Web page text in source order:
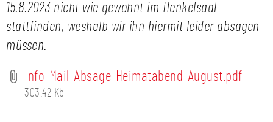
15.8.2023 nicht wie gewohnt im Henkelsaal
stattfinden, weshalb wir ihn hiermit leider absagen
müssen.
Info-Mail-Absage-Heimatabend-August.pdf
303.42 Kb